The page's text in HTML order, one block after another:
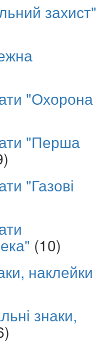
захист"
"Охорона
"Перша
"Газові
(10)
наклейки
знаки,